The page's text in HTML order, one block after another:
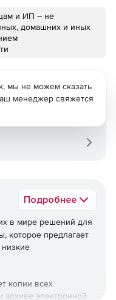
и ИП – не
домашних и иных
Подробнее
в мире решений для
которое предлагает
низкие
копии всех
архиве электронной
мы не можем сказать
менеджер свяжется